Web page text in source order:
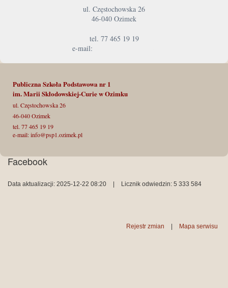
ul. Częstochowska 26
46-040 Ozimek
tel. 77 465 19 19
e-mail:
Publiczna Szkoła Podstawowa nr 1
im. Marii Skłodowskiej-Curiew Ozimku
ul. Częstochowska 26
46-040 Ozimek
tel. 77 465 19 19
e-mail: info@psp1.ozimek.pl
Facebook
Data aktualizacji: 2025-12-22 08:20 | Licznik odwiedzin: 5 333 584
Rejestr zmian | Mapa serwisu